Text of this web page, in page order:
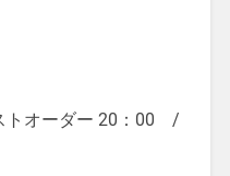
トオーダー 20：00 /